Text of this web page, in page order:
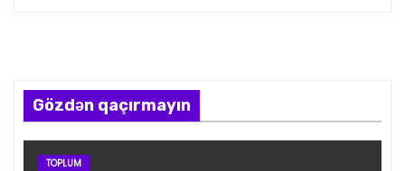
Gözdən qaçırmayın
TOPLUM